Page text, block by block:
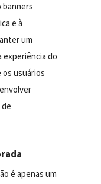
banners
e à
um
experiência do
usuários
é apenas um